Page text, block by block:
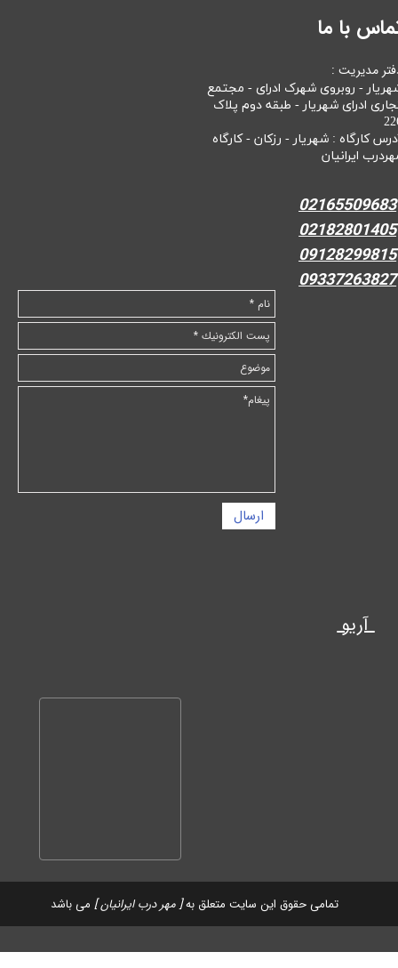
ارسال
تمامی حقوق این سایت متعلق به[ مهر درب ایرانیان ] می باشد
با ما
مدیریت :
- روبروی شهرک ادرای - مجتمع
ادرای شهریار - طبقه دوم پلاک
کارگاه : شهریار - رزکان - کارگاه
ایرانیان
02165509683
02182801405
09128299815
09337263827
آریو